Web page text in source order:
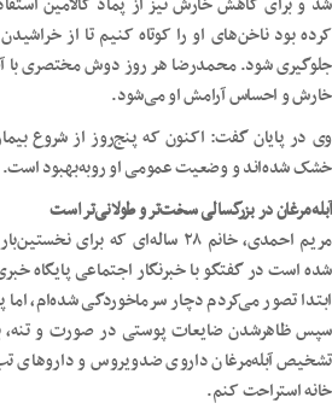
کرده بود ناخن‌های او را کوتاه کنیم تا از
جلوگیری شود. محمدرضا هر روز دوش مختصری
خارش و احساس آرامش او می‌شود.
وی در پایان گفت: اکنون که پنج‌روز از شروع
خشک شده‌اند و وضعیت عمومی او روبه‌بهبود است.
آبله‌مرغان در بزرگسالی سخت‌تر و طولانی‌تر است
مریم احمدی، خانم ۲۸ ساله‌ای که
شده است در گفتگو با خبرنگار اجتماعی پایگاه
ابتدا تصور می‌کردم دچار سرماخوردگی شده‌ام،
سپس ظاهرشدن ضایعات پوستی در صورت و تنه،
تشخیص آبله‌مرغان داروی ضدویروس و داروهای
خانه استراحت کنم.